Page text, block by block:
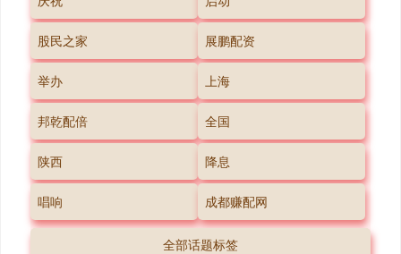
股民之家 展鹏配资
举办 上海
邦乾配倍 全国
陕西 降息
唱响 成都赚配网
全部话题标签